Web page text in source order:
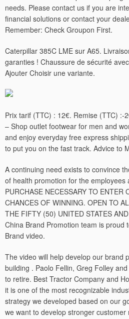
needs. Please contact us if you are
financial solutions or contact your
Remember: Check Groupon First.
Caterpillar 385C LME sur A65.
garanties ! Chaussure de sécurité
Ajouter Choisir une variante.
Prix tarif (TTC) : 12€. Remise (TTC) :-
– Shop outlet footwear for men and
and enjoy everyday free express
to put you on the fast track. Advice to
A continuing need exists to convince
of health promotion for the employees
PURCHASE NECESSARY TO ENTER
CHANCES OF WINNING. OPEN TO
THE FIFTY (50) UNITED STATES
China Brand Promotion team is proud
Brand video.
The video will help develop our brand
building . Paolo Fellin, Greg Folley
to retire. Best Tractor Company and
it is one of the most recognizable
strategy we developed based on our
we want to develop stronger customer